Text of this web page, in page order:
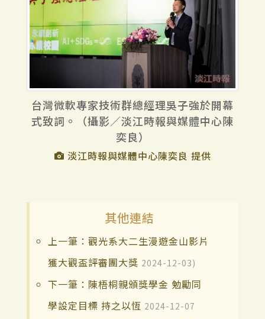
台灣微軟專家技術群總經理吳子強於開幕
式致詞。（攝影／淡江時報與媒體中心陳
奕良）
淡江時報與媒體中心陳奕良 提供
其他連結
上一筆：觀光系大二生漫遊金山影片
獲大觀盃評審團大獎 2024-12-03)
下一筆：陳梧桐親頒獎學金 勉勵同
學設定目標 持之以恆 2024-12-07